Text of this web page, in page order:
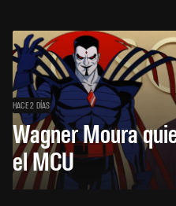
HACE 2 DÍAS
Wagner Moura
el MCU